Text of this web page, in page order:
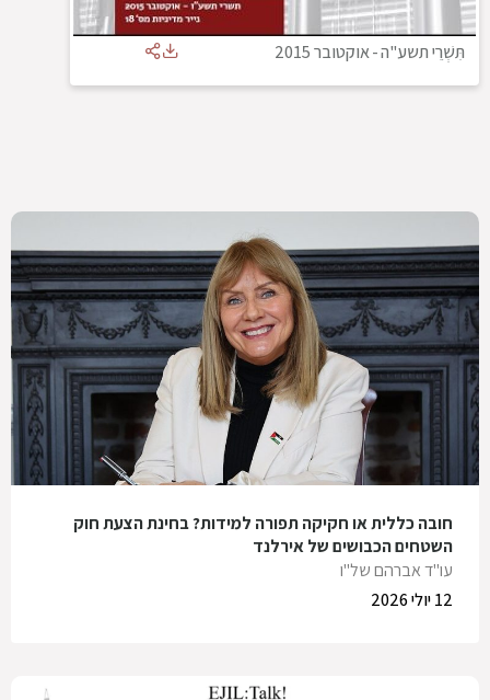
תִּשְׁרֵי תשע"ה-אוקטובר 2015
חובה כללית או חקיקה תפורה למידות? בחינת הצעת חוק
השטחים הכבושים של אירלנד
עו"ד אברהם של"ו
12 יולי 2026